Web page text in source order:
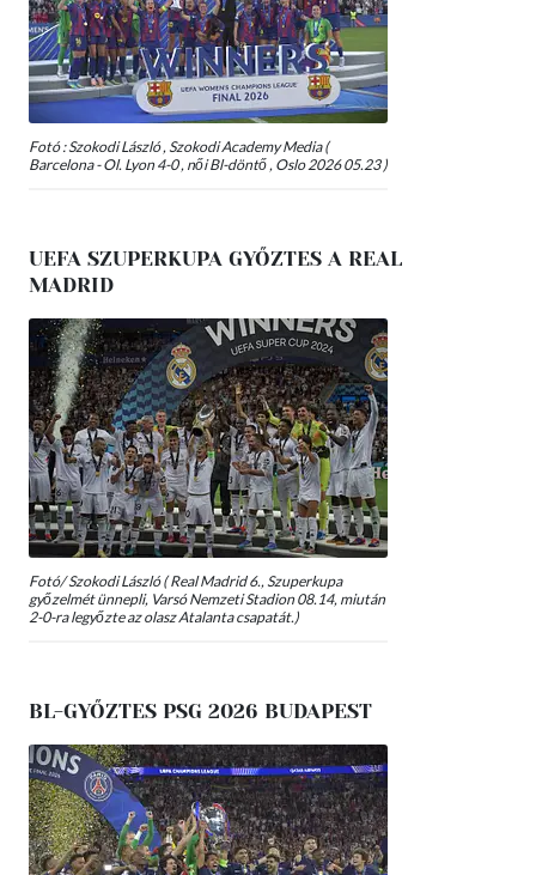
Fotó : Szokodi László , Szokodi Academy Media (
Barcelona - Ol. Lyon 4-0 , női Bl-döntő , Oslo 2026 05.23 )
UEFA SZUPERKUPA GYŐZTES A REAL
MADRID
Fotó/ Szokodi László ( Real Madrid 6., Szuperkupa
győzelmét ünnepli, Varsó Nemzeti Stadion 08.14, miután
2-0-ra legyőzte az olasz Atalanta csapatát.)
BL-GYŐZTES PSG 2026 BUDAPEST